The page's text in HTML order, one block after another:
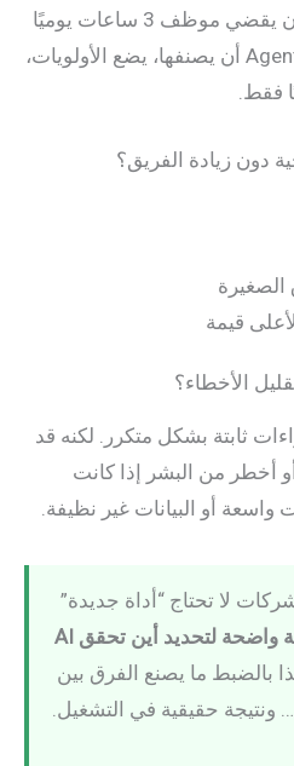
المهام المتكررة. مثلًا: بدل أن يقضي موظف 3 ساعات يوميًا
في فرز الإيميلات، يمكن لـ Agent أن يصنفها، يضع الأولويات،
فقط.
دون زيادة الفريق؟
الصغيرة
قيمة
الأخطاء؟
ثابتة بشكل متكرر. لكنه قد
أخطر من البشر إذا كانت
واسعة أو البيانات غير نظيفة.
لا تحتاج “أداة جديدة”
استراتيجية واضحة لتحديد أين تحقق AI
بالضبط ما يصنع الفرق بين
حقيقية في التشغيل.